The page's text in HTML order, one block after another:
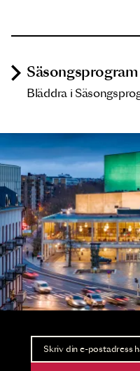
Säsongsprogram
Bläddra i
Nyhetsbrev
Ta del av